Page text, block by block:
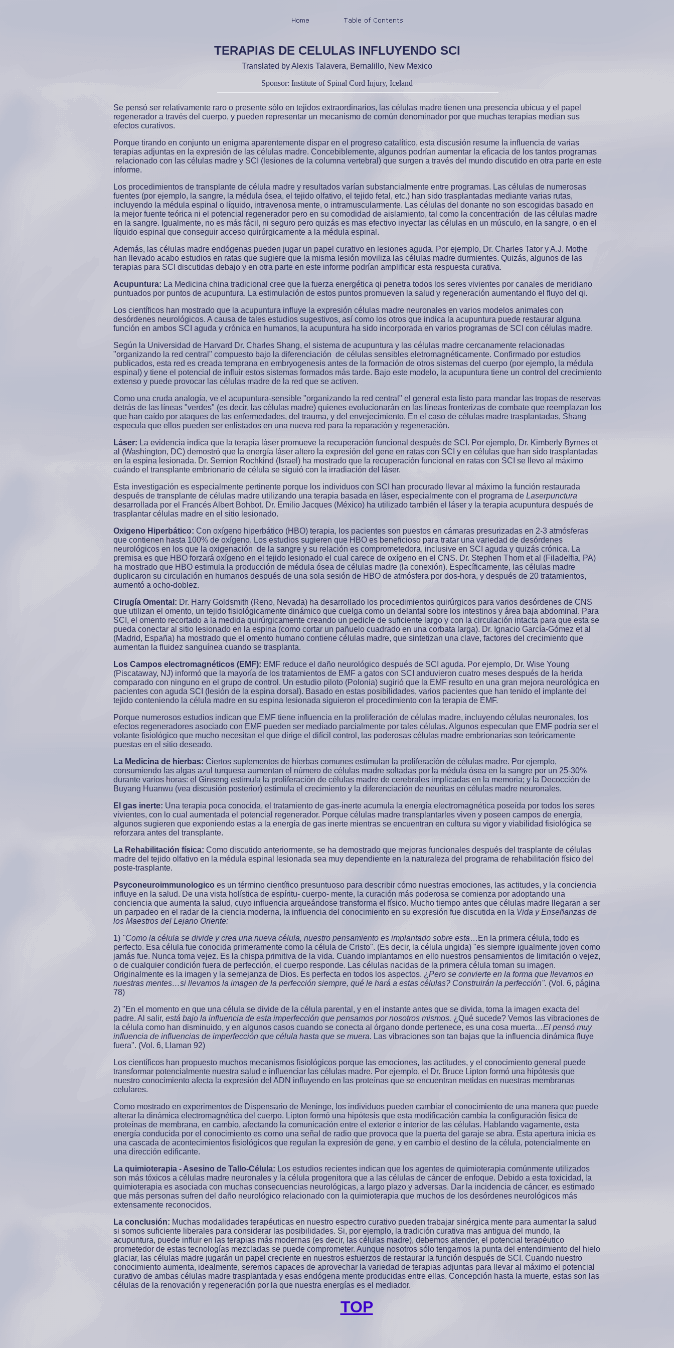
TERAPIAS DE CELULAS INFLUYENDO SCI
Translated by Alexis Talavera, Bernalillo, New Mexico
Sponsor: Institute of Spinal Cord Injury, Iceland
Se pensó ser relativamente raro o presente sólo en tejidos extraordinarios, las células madre tienen una presencia ubicua y el papel
regenerador a través del cuerpo, y pueden representar un mecanismo de común denominador por que muchas terapias median sus
efectos curativos.
Porque tirando en conjunto un enigma aparentemente dispar en el progreso catalítico, esta discusión resume la influencia de varias
terapias adjuntas en la expresión de las células madre. Concebiblemente, algunos podrían aumentar la eficacia de los tantos programas
relacionado con las células madre y SCI (lesiones de la columna vertebral) que surgen a través del mundo discutido en otra parte en este
informe.
Los procedimientos de transplante de célula madre y resultados varían substancialmente entre programas. Las células de numerosas
fuentes (por ejemplo, la sangre, la médula ósea, el tejido olfativo, el tejido fetal, etc.) han sido trasplantadas mediante varias rutas,
incluyendo la médula espinal o líquido, intravenosa mente, o intramuscularmente. Las células del donante no son escogidas basado en
la mejor fuente teórica ni el potencial regenerador pero en su comodidad de aislamiento, tal como la concentración de las células madre
en la sangre. Igualmente, no es más fácil, ni seguro pero quizás es mas efectivo inyectar las células en un músculo, en la sangre, o en el
líquido espinal que conseguir acceso quirúrgicamente a la médula espinal.
Además, las células madre endógenas pueden jugar un papel curativo en lesiones aguda. Por ejemplo, Dr. Charles Tator y A.J. Mothe
han llevado acabo estudios en ratas que sugiere que la misma lesión moviliza las células madre durmientes. Quizás, algunos de las
terapias para SCI discutidas debajo y en otra parte en este informe podrían amplificar esta respuesta curativa.
Acupuntura: La Medicina china tradicional cree que la fuerza energética qi penetra todos los seres vivientes por canales de meridiano
puntuados por puntos de acupuntura. La estimulación de estos puntos promueven la salud y regeneración aumentando el fluyo del qi.
Los científicos han mostrado que la acupuntura influye la expresión células madre neuronales en varios modelos animales con
desórdenes neurológicos. A causa de tales estudios sugestivos, así como los otros que indica la acupuntura puede restaurar alguna
función en ambos SCI aguda y crónica en humanos, la acupuntura ha sido incorporada en varios programas de SCI con células madre.
Según la Universidad de Harvard Dr. Charles Shang, el sistema de acupuntura y las células madre cercanamente relacionadas
"organizando la red central" compuesto bajo la diferenciación de células sensibles eletromagnéticamente. Confirmado por estudios
publicados, esta red es creada temprana en embryogenesis antes de la formación de otros sistemas del cuerpo (por ejemplo, la médula
espinal) y tiene el potencial de influir estos sistemas formados más tarde. Bajo este modelo, la acupuntura tiene un control del crecimiento
extenso y puede provocar las células madre de la red que se activen.
Como una cruda analogía, ve el acupuntura-sensible "organizando la red central" el general esta listo para mandar las tropas de reservas
detrás de las líneas "verdes" (es decir, las células madre) quienes evolucionarán en las líneas fronterizas de combate que reemplazan los
que han caído por ataques de las enfermedades, del trauma, y del envejecimiento. En el caso de células madre trasplantadas, Shang
especula que ellos pueden ser enlistados en una nueva red para la reparación y regeneración.
Láser: La evidencia indica que la terapia láser promueve la recuperación funcional después de SCI. Por ejemplo, Dr. Kimberly Byrnes et
al (Washington, DC) demostró que la energía láser altero la expresión del gene en ratas con SCI y en células que han sido trasplantadas
en la espina lesionada. Dr. Semion Rochkind (Israel) ha mostrado que la recuperación funcional en ratas con SCI se llevo al máximo
cuándo el transplante embrionario de célula se siguió con la irradiación del láser.
Esta investigación es especialmente pertinente porque los individuos con SCI han procurado llevar al máximo la función restaurada
después de transplante de células madre utilizando una terapia basada en láser, especialmente con el programa de Laserpunctura
desarrollada por el Francés Albert Bohbot. Dr. Emilio Jacques (México) ha utilizado también el láser y la terapia acupuntura después de
trasplantar células madre en el sitio lesionado.
Oxigeno Hiperbático: Con oxígeno hiperbático (HBO) terapia, los pacientes son puestos en cámaras presurizadas en 2-3 atmósferas
que contienen hasta 100% de oxígeno. Los estudios sugieren que HBO es beneficioso para tratar una variedad de desórdenes
neurológicos en los que la oxigenación de la sangre y su relación es comprometedora, inclusive en SCI aguda y quizás crónica. La
premisa es que HBO forzará oxígeno en el tejido lesionado el cual carece de oxígeno en el CNS. Dr. Stephen Thom et al (Filadelfia, PA)
ha mostrado que HBO estimula la producción de médula ósea de células madre (la conexión). Específicamente, las células madre
duplicaron su circulación en humanos después de una sola sesión de HBO de atmósfera por dos-hora, y después de 20 tratamientos,
aumentó a ocho-doblez.
Cirugía Omental: Dr. Harry Goldsmith (Reno, Nevada) ha desarrollado los procedimientos quirúrgicos para varios desórdenes de CNS
que utilizan el omento, un tejido fisiológicamente dinámico que cuelga como un delantal sobre los intestinos y área baja abdominal. Para
SCI, el omento recortado a la medida quirúrgicamente creando un pedicle de suficiente largo y con la circulación intacta para que esta se
pueda conectar al sitio lesionado en la espina (como cortar un pañuelo cuadrado en una corbata larga). Dr. Ignacio García-Gómez et al
(Madrid, España) ha mostrado que el omento humano contiene células madre, que sintetizan una clave, factores del crecimiento que
aumentan la fluidez sanguínea cuando se trasplanta.
Los Campos electromagnéticos (EMF): EMF reduce el daño neurológico después de SCI aguda. Por ejemplo, Dr. Wise Young
(Piscataway, NJ) informó que la mayoría de los tratamientos de EMF a gatos con SCI anduvieron cuatro meses después de la herida
comparado con ninguno en el grupo de control. Un estudio piloto (Polonia) sugirió que la EMF resulto en una gran mejora neurológica en
pacientes con aguda SCI (lesión de la espina dorsal). Basado en estas posibilidades, varios pacientes que han tenido el implante del
tejido conteniendo la célula madre en su espina lesionada siguieron el procedimiento con la terapia de EMF.
Porque numerosos estudios indican que EMF tiene influencia en la proliferación de células madre, incluyendo células neuronales, los
efectos regeneradores asociado con EMF pueden ser mediado parcialmente por tales células. Algunos especulan que EMF podría ser el
volante fisiológico que mucho necesitan el que dirige el difícil control, las poderosas células madre embrionarias son teóricamente
puestas en el sitio deseado.
La Medicina de hierbas: Ciertos suplementos de hierbas comunes estimulan la proliferación de células madre. Por ejemplo,
consumiendo las algas azul turquesa aumentan el número de células madre soltadas por la médula ósea en la sangre por un 25-30%
durante varios horas: el Ginseng estimula la proliferación de células madre de cerebrales implicadas en la memoria; y la Decocción de
Buyang Huanwu (vea discusión posterior) estimula el crecimiento y la diferenciación de neuritas en células madre neuronales.
El gas inerte: Una terapia poca conocida, el tratamiento de gas-inerte acumula la energía electromagnética poseída por todos los seres
vivientes, con lo cual aumentada el potencial regenerador. Porque células madre transplantarles viven y poseen campos de energía,
algunos sugieren que exponiendo estas a la energía de gas inerte mientras se encuentran en cultura su vigor y viabilidad fisiológica se
reforzara antes del transplante.
La Rehabilitación física: Como discutido anteriormente, se ha demostrado que mejoras funcionales después del trasplante de células
madre del tejido olfativo en la médula espinal lesionada sea muy dependiente en la naturaleza del programa de rehabilitación físico del
poste-trasplante.
Psyconeuroimmunologico es un término científico presuntuoso para describir cómo nuestras emociones, las actitudes, y la conciencia
influye en la salud. De una vista holística de espíritu- cuerpo- mente, la curación más poderosa se comienza por adoptando una
conciencia que aumenta la salud, cuyo influencia arqueándose transforma el físico. Mucho tiempo antes que células madre llegaran a ser
un parpadeo en el radar de la ciencia moderna, la influencia del conocimiento en su expresión fue discutida en la Vida y Enseñanzas de
los Maestros del Lejano Oriente:
1) "Como la célula se divide y crea una nueva célula, nuestro pensamiento es implantado sobre esta…En la primera célula, todo es
perfecto. Esa célula fue conocida primeramente como la célula de Cristo". (Es decir, la célula ungida) "es siempre igualmente joven como
jamás fue. Nunca toma vejez. Es la chispa primitiva de la vida. Cuando implantamos en ello nuestros pensamientos de limitación o vejez,
o de cualquier condición fuera de perfección, el cuerpo responde. Las células nacidas de la primera célula toman su imagen.
Originalmente es la imagen y la semejanza de Dios. Es perfecta en todos los aspectos. ¿ Pero se convierte en la forma que llevamos en
nuestras mentes…si llevamos la imagen de la perfección siempre, qué le hará a estas células? Construirán la perfección". (Vol. 6, página
78)
2) "En el momento en que una célula se divide de la célula parental, y en el instante antes que se divida, toma la imagen exacta del
padre. Al salir, está bajo la influencia de esta imperfección que pensamos por nosotros mismos. ¿Qué sucede? Vemos las vibraciones de
la célula como han disminuido, y en algunos casos cuando se conecta al órgano donde pertenece, es una cosa muerta…El pensó muy
influencia de influencias de imperfección que célula hasta que se muera. Las vibraciones son tan bajas que la influencia dinámica fluye
fuera". (Vol. 6, Llaman 92)
Los científicos han propuesto muchos mecanismos fisiológicos porque las emociones, las actitudes, y el conocimiento general puede
transformar potencialmente nuestra salud e influenciar las células madre. Por ejemplo, el Dr. Bruce Lipton formó una hipótesis que
nuestro conocimiento afecta la expresión del ADN influyendo en las proteínas que se encuentran metidas en nuestras membranas
celulares.
Como mostrado en experimentos de Dispensario de Meninge, los individuos pueden cambiar el conocimiento de una manera que puede
alterar la dinámica electromagnética del cuerpo. Lipton formó una hipótesis que esta modificación cambia la configuración física de
proteínas de membrana, en cambio, afectando la comunicación entre el exterior e interior de las células. Hablando vagamente, esta
energía conducida por el conocimiento es como una señal de radio que provoca que la puerta del garaje se abra. Esta apertura inicia es
una cascada de acontecimientos fisiológicos que regulan la expresión de gene, y en cambio el destino de la célula, potencialmente en
una dirección edificante.
La quimioterapia - Asesino de Tallo-Célula: Los estudios recientes indican que los agentes de quimioterapia comúnmente utilizados
son más tóxicos a células madre neuronales y la célula progenitora que a las células de cáncer de enfoque. Debido a esta toxicidad, la
quimioterapia es asociada con muchas consecuencias neurológicas, a largo plazo y adversas. Dar la incidencia de cáncer, es estimado
que más personas sufren del daño neurológico relacionado con la quimioterapia que muchos de los desórdenes neurológicos más
extensamente reconocidos.
La conclusión: Muchas modalidades terapéuticas en nuestro espectro curativo pueden trabajar sinérgica mente para aumentar la salud
si somos suficiente liberales para considerar las posibilidades. Si, por ejemplo, la tradición curativa mas antigua del mundo, la
acupuntura, puede influir en las terapias más modernas (es decir, las células madre), debemos atender, el potencial terapéutico
prometedor de estas tecnologías mezcladas se puede comprometer. Aunque nosotros sólo tengamos la punta del entendimiento del hielo
glaciar, las células madre jugarán un papel creciente en nuestros esfuerzos de restaurar la función después de SCI. Cuando nuestro
conocimiento aumenta, idealmente, seremos capaces de aprovechar la variedad de terapias adjuntas para llevar al máximo el potencial
curativo de ambas células madre trasplantada y esas endógena mente producidas entre ellas. Concepción hasta la muerte, estas son las
células de la renovación y regeneración por la que nuestra energías es el mediador.
TOP